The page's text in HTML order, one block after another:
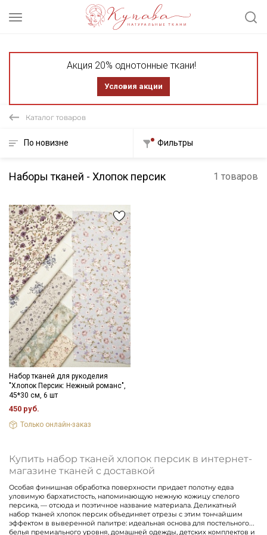
Акция 20% однотонные ткани!
Условия акции
Каталог товаров
По новизне Фильтры
Наборы тканей - Хлопок персик 1 товаров
Набор тканей для рукоделия
"Хлопок Персик: Нежный романс",
45*30 см, 6 шт
450 руб.
Только онлайн-заказ
Купить набор тканей хлопок персик в интернет-
магазине тканей с доставкой
Особая финишная обработка поверхности придает полотну едва
уловимую бархатистость, напоминающую нежную кожицу спелого
персика, — отсюда и поэтичное название материала. Деликатный
набор тканей хлопок персик объединяет отрезы с этим тончайшим
эффектом в выверенной палитре: идеальная основа для постельного
белья премиального уровня, домашней одежды, детских комплектов и
Секретная рассылка от Купава
промокоды и скидки до 30% на узкие
категории тканей
Электронная почта